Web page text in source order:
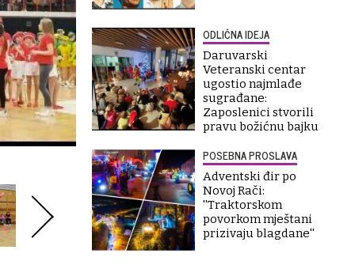
ODLIČNA IDEJA
Daruvarski
Veteranski centar
ugostio najmlađe
sugrađane:
Zaposlenici stvorili
pravu božićnu bajku
POSEBNA PROSLAVA
Adventski đir po
Novoj Rači:
''Traktorskom
povorkom mještani
prizivaju blagdane''